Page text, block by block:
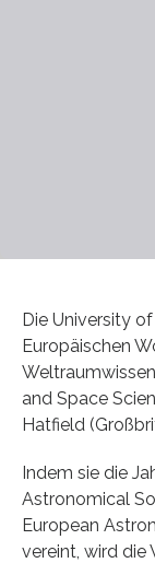
Die University
Europäischen
and Space
Hatfield
Indem sie die
Astronomical
European
vereint, wird die